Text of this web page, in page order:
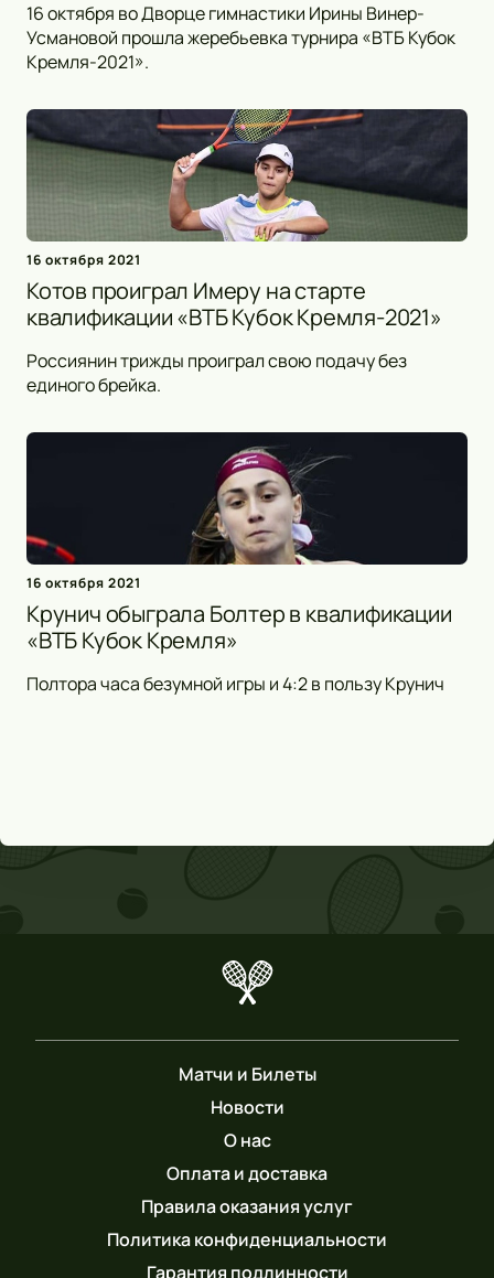
16 октября во Дворце гимнастики Ирины Винер-
Усмановой прошла жеребьевка турнира «ВТБ Кубок
Кремля-2021».
16 октября 2021
Котов проиграл Имеру на старте
квалификации «ВТБ Кубок Кремля-2021»
Россиянин трижды проиграл свою подачу без
единого брейка.
16 октября 2021
Крунич обыграла Болтер в квалификации
«ВТБ Кубок Кремля»
Полтора часа безумной игры и 4:2 в пользу Крунич
Матчи и Билеты
Новости
О нас
Оплата и доставка
Правила оказания услуг
Политика конфиденциальности
Гарантия подлинности